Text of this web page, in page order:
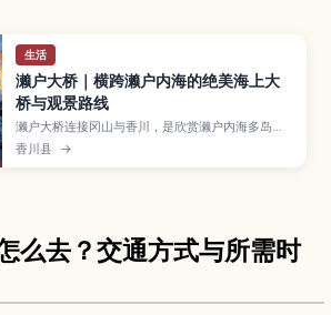
生活
濑户大桥｜横跨濑户内海的绝美海上大
桥与观景路线
濑户大桥连接冈山与香川，是欣赏濑户内海多岛海
景色的代表性地标。本文介绍与岛停车区、濑户大
桥纪念公园等主要观景点，以及夜间灯光、游船体
香川县 →
么去？交通方式与所需时